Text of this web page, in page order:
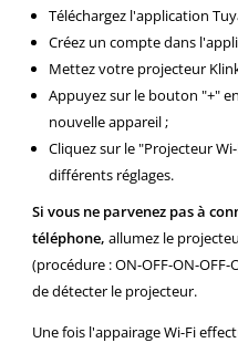
Téléchargez l'application
Créez un compte dans
Mettez votre projecteur
Appuyez sur le bouton "+"
nouvelle appareil ;
Cliquez sur le "Projecteur
différents réglages.
Si vous ne parvenez pas à
téléphone, allumez le
(procédure : ON-OFF-ON-
de détecter le projecteur.
Une fois l'appairage Wi-Fi